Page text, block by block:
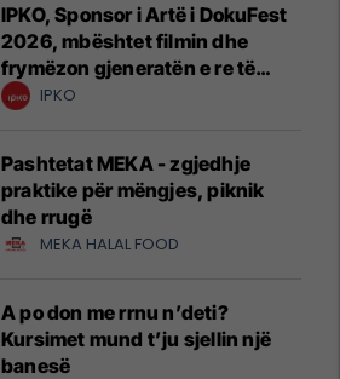
IPKO, Sponsor i Artë i DokuFest
2026, mbështet filmin dhe
frymëzon gjeneratën e re të
krijuesve
IPKO
Pashtetat MEKA - zgjedhje
praktike për mëngjes, piknik
dhe rrugë
MEKA HALAL FOOD
A po don me rrnu n’deti?
Kursimet mund t’ju sjellin një
banesë